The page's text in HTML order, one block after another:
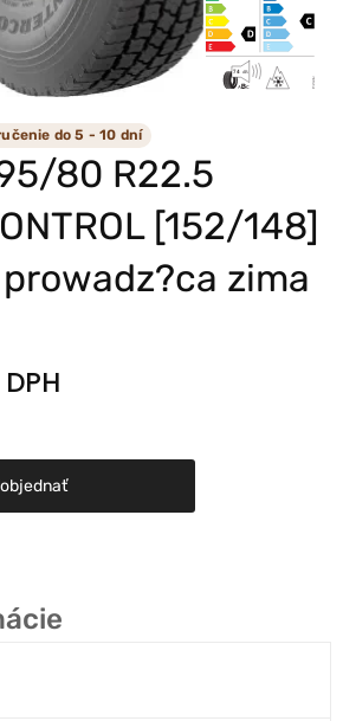
do 5 - 10 dní
80 R22.5
[152/148]
prowadz?ca zima